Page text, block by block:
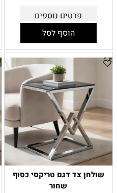
פרטים נוספים
הוסף לסל
שולחן צד דגם טריקסי כסוף
שחור